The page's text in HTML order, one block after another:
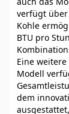
verfügt
Kohle
BTU pro
Eine
Modell
dem